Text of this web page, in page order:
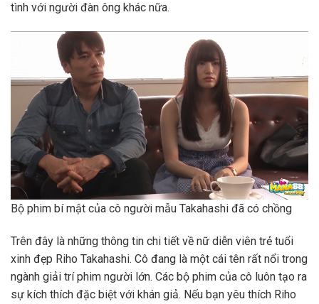
tình với người đàn ông khác nữa.
Bộ phim bí mật của cô người mẫu Takahashi đã có chồng
Trên đây là những thông tin chi tiết về nữ diễn viên trẻ tuổi
xinh đẹp Riho Takahashi. Cô đang là một cái tên rất nổi trong
ngành giải trí phim người lớn. Các bộ phim của cô luôn tạo ra
sự kích thích đặc biệt với khán giả. Nếu bạn yêu thích Riho